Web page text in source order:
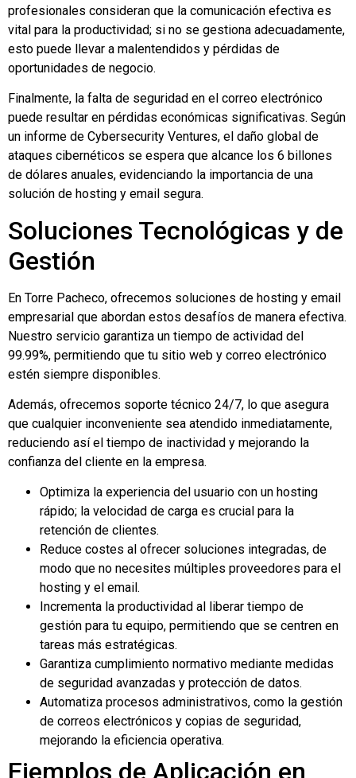
profesionales consideran que la comunicación efectiva es
vital para la productividad; si no se gestiona adecuadamente,
esto puede llevar a malentendidos y pérdidas de
oportunidades de negocio.
Finalmente, la falta de seguridad en el correo electrónico
puede resultar en pérdidas económicas significativas. Según
un informe de Cybersecurity Ventures, el daño global de
ataques cibernéticos se espera que alcance los 6 billones
de dólares anuales, evidenciando la importancia de una
solución de hosting y email segura.
Soluciones Tecnológicas y de
Gestión
En Torre Pacheco, ofrecemos soluciones de hosting y email
empresarial que abordan estos desafíos de manera efectiva.
Nuestro servicio garantiza un tiempo de actividad del
99.99%, permitiendo que tu sitio web y correo electrónico
estén siempre disponibles.
Además, ofrecemos soporte técnico 24/7, lo que asegura
que cualquier inconveniente sea atendido inmediatamente,
reduciendo así el tiempo de inactividad y mejorando la
confianza del cliente en la empresa.
Optimiza la experiencia del usuario con un hosting
rápido; la velocidad de carga es crucial para la
retención de clientes.
Reduce costes al ofrecer soluciones integradas, de
modo que no necesites múltiples proveedores para el
hosting y el email.
Incrementa la productividad al liberar tiempo de
gestión para tu equipo, permitiendo que se centren en
tareas más estratégicas.
Garantiza cumplimiento normativo mediante medidas
de seguridad avanzadas y protección de datos.
Automatiza procesos administrativos, como la gestión
de correos electrónicos y copias de seguridad,
mejorando la eficiencia operativa.